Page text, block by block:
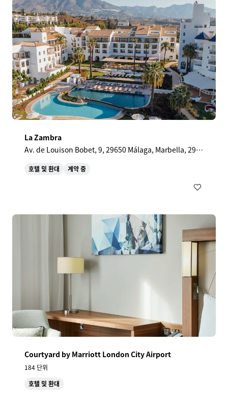
La Zambra
Av. de Louison Bobet, 9, 29650 Málaga, Marbella, 296
호텔 및 환대 계약 중
Courtyard by Marriott London City Airport
184 단위
호텔 및 환대